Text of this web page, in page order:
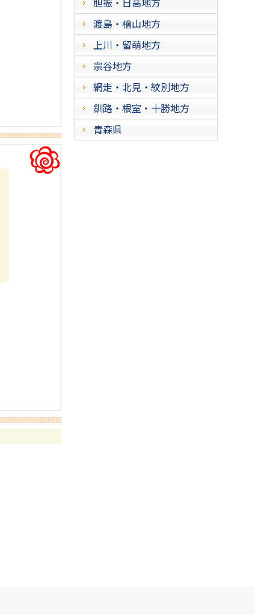
渡島・檜山地方
上川・留萌地方
宗谷地方
網走・北見・紋別地方
釧路・根室・十勝地方
青森県